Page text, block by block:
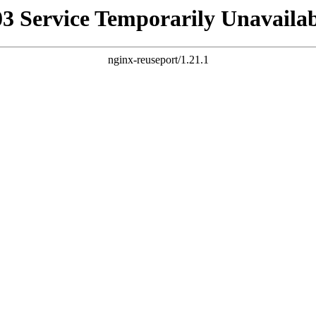
Service Temporarily
nginx-reuseport/1.21.1